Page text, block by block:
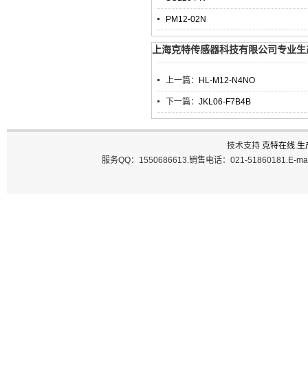
PM12-02N
上海克特传感器科技有限公司专业
上一篇： HL-M12-N4NO
下一篇： JKL06-F7B4B
技术支持 克特在线.生
服务QQ：1550686613.销售电话：021-51860181.E-